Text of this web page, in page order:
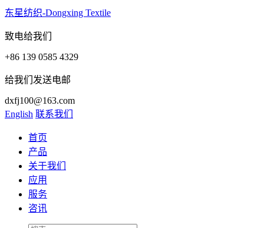
东星纺织-Dongxing Textile
致电给我们
+86 139 0585 4329
给我们发送电邮
dxfj100@163.com
English 联系我们
首页
产品
关于我们
应用
服务
咨讯